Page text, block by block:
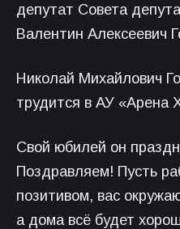
депутат Совета
Валентин Алексеевич
Николай Михайлович
трудится в АУ «Арена
Свой юбилей он
Поздравляем! Пусть
позитивом, вас
а дома всё будет